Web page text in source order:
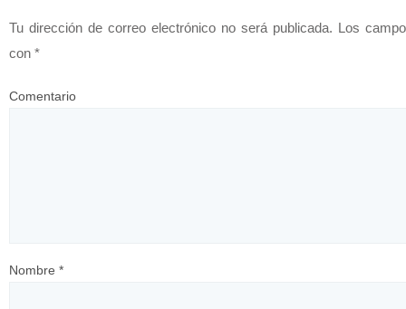
Tu dirección de correo electrónico no será publicada. Los
con *
Comentario
Nombre *